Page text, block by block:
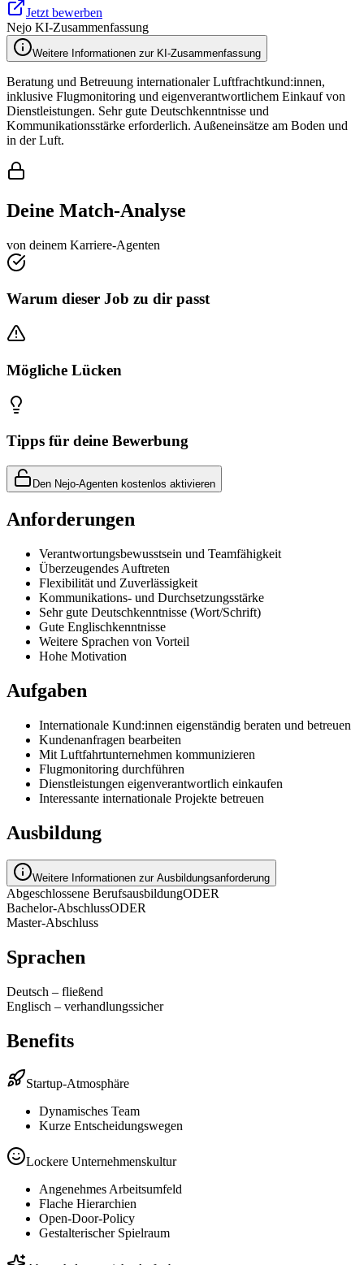
Jetzt bewerben
Nejo KI-Zusammenfassung
Weitere Informationen zur KI-Zusammenfassung
Beratung und Betreuung internationaler Luftfrachtkund:innen,
inklusive Flugmonitoring und eigenverantwortlichem Einkauf von
Dienstleistungen. Sehr gute Deutschkenntnisse und
Kommunikationsstärke erforderlich. Außeneinsätze am Boden und
in der Luft.
Deine Match-Analyse
von deinem Karriere-Agenten
Warum dieser Job zu dir passt
Mögliche Lücken
Tipps für deine Bewerbung
Den Nejo-Agenten kostenlos aktivieren
Anforderungen
Verantwortungsbewusstsein und Teamfähigkeit
Überzeugendes Auftreten
Flexibilität und Zuverlässigkeit
Kommunikations- und Durchsetzungsstärke
Sehr gute Deutschkenntnisse (Wort/Schrift)
Gute Englischkenntnisse
Weitere Sprachen von Vorteil
Hohe Motivation
Aufgaben
Internationale Kund:innen eigenständig beraten und betreuen
Kundenanfragen bearbeiten
Mit Luftfahrtunternehmen kommunizieren
Flugmonitoring durchführen
Dienstleistungen eigenverantwortlich einkaufen
Interessante internationale Projekte betreuen
Ausbildung
Weitere Informationen zur Ausbildungsanforderung
Abgeschlossene BerufsausbildungODER
Bachelor-AbschlussODER
Master-Abschluss
Sprachen
Deutsch – fließend
Englisch – verhandlungssicher
Benefits
Startup-Atmosphäre
Dynamisches Team
Kurze Entscheidungswegen
Lockere Unternehmenskultur
Angenehmes Arbeitsumfeld
Flache Hierarchien
Open-Door-Policy
Gestalterischer Spielraum